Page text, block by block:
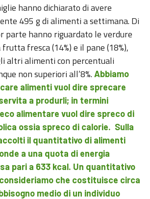
hanno dichiarato di avere
495 g di alimenti a settimana. Di
parte hanno riguardato le verdure
fresca (14%) e il pane (18%),
altri alimenti con percentuali
non superiori all’8%.Abbiamo
alimenti vuol dire sprecare
a produrli; in termini
alimentare vuol dire spreco di
ossia spreco di calorie. Sulla
il quantitativo di alimenti
a una quota di energia
pari a 633 kcal. Un quantitativo
che costituisce circa
medio di un individuo